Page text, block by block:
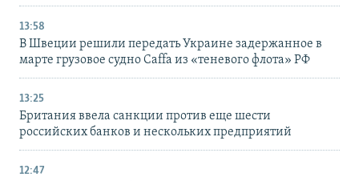
13:58
В Швеции решили передать Украине задержанное в
марте грузовое судно Caffa из «теневого флота» РФ
13:25
Британия ввела санкции против еще шести
российских банков и нескольких предприятий
12:47